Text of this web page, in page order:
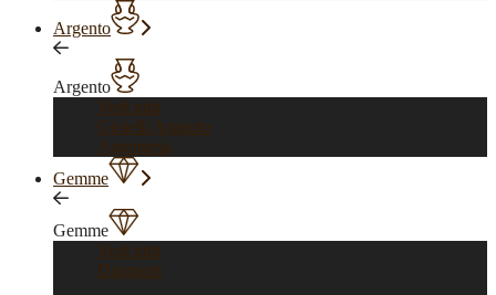
Argento
Argento
Vedi tutti
Gioielli Argento
Argenteria
Gemme
Gemme
Vedi tutti
Diamanti